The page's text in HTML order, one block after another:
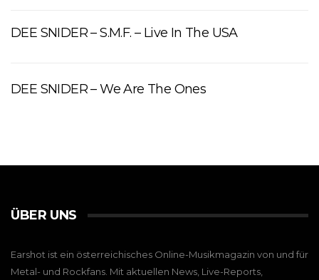
DEE SNIDER – S.M.F. – Live In The USA
DEE SNIDER – We Are The Ones
ÜBER UNS
Earshot ist ein österreichisches Online-Musikmagazin von und für
Metal- und Rockfans. Mit aktuellen News, Live-Reports,